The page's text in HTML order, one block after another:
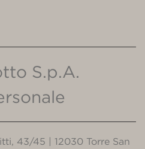
S.p.A.
43/45 | 12030 Torre San